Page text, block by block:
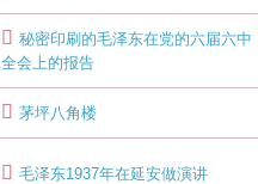
秘密印刷的毛泽东在党的六届六中
全会上的报告
茅坪八角楼
毛泽东1937年在延安做演讲